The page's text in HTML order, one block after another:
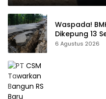
Waspada!
Dikepung 13
Sudah Terekam
6 Agustus 2026